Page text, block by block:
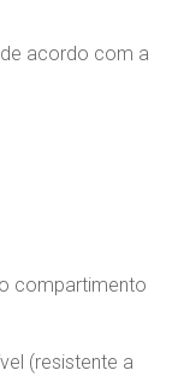
acordo com a
compartimento
(resistente a